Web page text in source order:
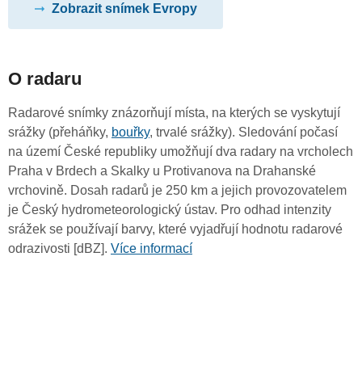
Zobrazit snímek Evropy
O radaru
Radarové snímky znázorňují místa, na kterých se vyskytují
srážky (přeháňky, bouřky, trvalé srážky). Sledování počasí
na území České republiky umožňují dva radary na vrcholech
Praha v Brdech a Skalky u Protivanova na Drahanské
vrchovině. Dosah radarů je 250 km a jejich provozovatelem
je Český hydrometeorologický ústav. Pro odhad intenzity
srážek se používají barvy, které vyjadřují hodnotu radarové
odrazivosti [dBZ]. Více informací